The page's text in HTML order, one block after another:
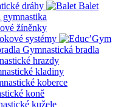
dráhy
Balet
gymnastika
žíněnky
systémy
Gymnastická bradla
hrazdy
kladiny
koberce
koně
kužele